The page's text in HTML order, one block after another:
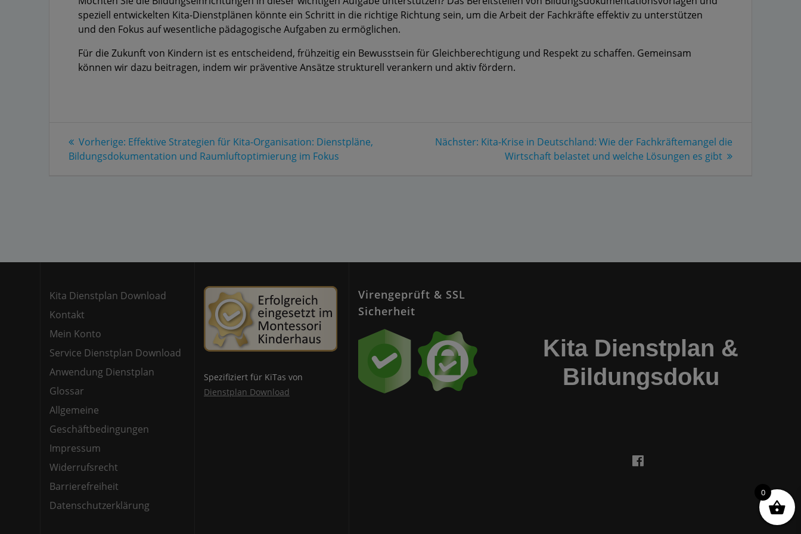
speziell entwickelten Kita-Dienstplänen könnte ein Schritt in die richtige Richtung sein, um die Arbeit der Fachkräfte effektiv zu unterstützen
und den Fokus auf wesentliche pädagogische Aufgaben zu ermöglichen.
Für die Zukunft von Kindern ist es entscheidend, frühzeitig ein Bewusstsein für Gleichberechtigung und Respekt zu schaffen. Gemeinsam
können wir dazu beitragen, indem wir präventive Ansätze strukturell verankern und aktiv fördern.
Beitragsnavigation
Vorherige: Vorheriger
Beitrag:
Effektive Strategien für Kita-Organisation: Dienstpläne,
Bildungsdokumentation und Raumluftoptimierung im Fokus
Nächster: Nächster
Beitrag:
Kita-Krise in Deutschland: Wie der Fachkräftemangel die
Wirtschaft belastet und welche Lösungen es gibt
Kita Dienstplan Download
Kontakt
Mein Konto
Service Dienstplan Download
Anwendung Dienstplan
Glossar
Allgemeine
Geschäftbedingungen
Impressum
Widerrufsrecht
Barrierefreiheit
Datenschutzerklärung
Spezifiziert für KiTas von
Dienstplan Download
Virengeprüft & SSL
Sicherheit
Kita Dienstplan &
Bildungsdoku
0